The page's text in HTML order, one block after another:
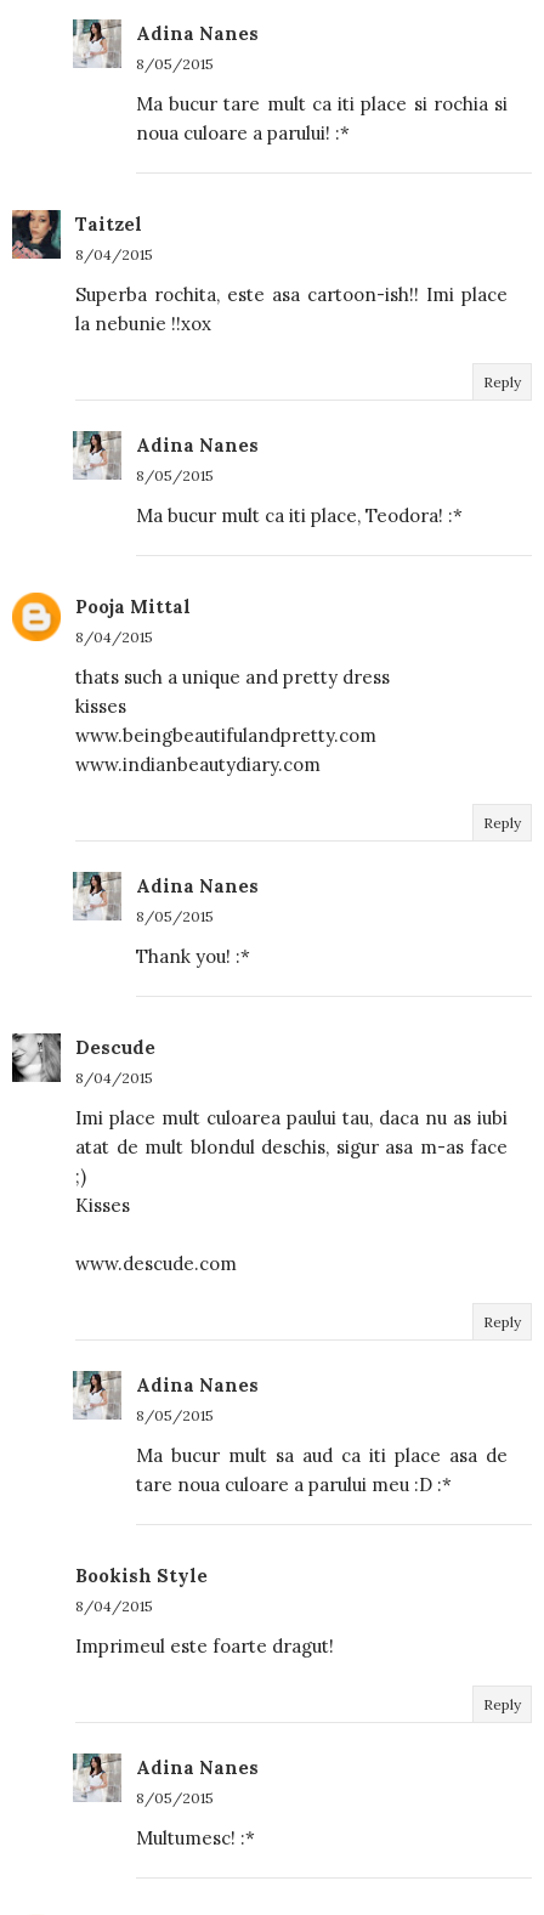
Adina Nanes
8/05/2015
Ma bucur tare mult ca iti place si rochia si
noua culoare a parului! :*
Taitzel
8/04/2015
Superba rochita, este asa cartoon-ish!! Imi place
la nebunie !!xox
Reply
Adina Nanes
8/05/2015
Ma bucur mult ca iti place, Teodora! :*
Pooja Mittal
8/04/2015
thats such a unique and pretty dress
kisses
www.beingbeautifulandpretty.com
www.indianbeautydiary.com
Reply
Adina Nanes
8/05/2015
Thank you! :*
Descude
8/04/2015
Imi place mult culoarea paului tau, daca nu as iubi
atat de mult blondul deschis, sigur asa m-as face
;)
Kisses
www.descude.com
Reply
Adina Nanes
8/05/2015
Ma bucur mult sa aud ca iti place asa de
tare noua culoare a parului meu :D :*
Bookish Style
8/04/2015
Imprimeul este foarte dragut!
Reply
Adina Nanes
8/05/2015
Multumesc! :*